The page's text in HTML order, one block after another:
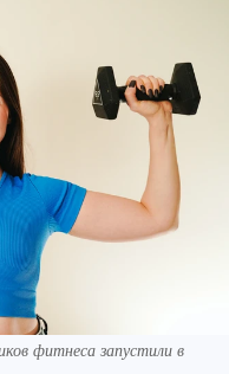
фитнеса запустили в